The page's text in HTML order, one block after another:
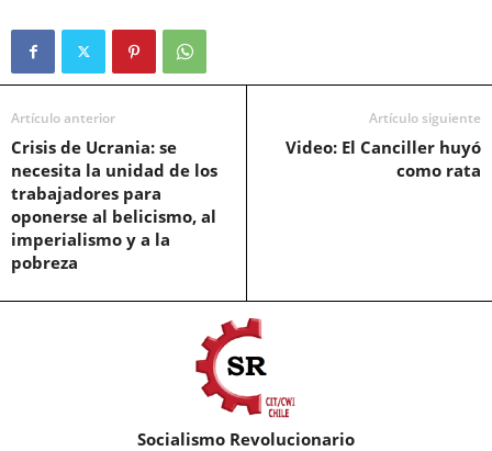
Artículo anterior
Crisis de Ucrania: se
necesita la unidad de los
trabajadores para
oponerse al belicismo, al
imperialismo y a la
pobreza
Artículo siguiente
Video: El Canciller huyó
como rata
Socialismo Revolucionario